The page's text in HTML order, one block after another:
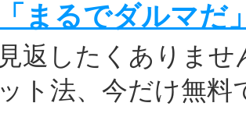
「まるでダルマだ
見返したくありま
ット法、今だけ無料